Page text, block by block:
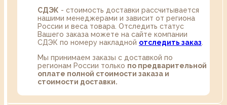
СДЭК - стоимость доставки рассчитывается
нашими менеджерами и зависит от региона
России и веса товара. Отследить статус
Вашего заказа можете на сайте компании
СДЭК по номеру накладной отследить заказ
Мы принимаем заказы с доставкой по
регионам России только по предварительной
оплате полной стоимости заказа и
стоимости доставки.